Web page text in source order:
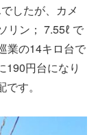
したが、カメ
リン； 7.55ℓ で
業の14キロ台で
190円台になり
す。